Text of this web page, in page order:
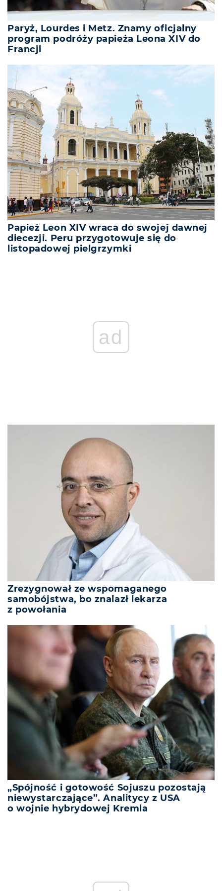
Paryż, Lourdes i Metz. Znamy oficjalny
program podróży papieża Leona XIV do
Francji
Papież Leon XIV wraca do swojej dawnej
diecezji. Peru przygotowuje się do
listopadowej pielgrzymki
ad
Zrezygnował ze wspomaganego
samobójstwa, bo znalazł lekarza
z powołania
„Spójność i gotowość Sojuszu pozostają
niewystarczające”. Analitycy z USA
o wojnie hybrydowej Kremla